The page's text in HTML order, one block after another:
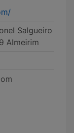
Salgueiro
Almeirim